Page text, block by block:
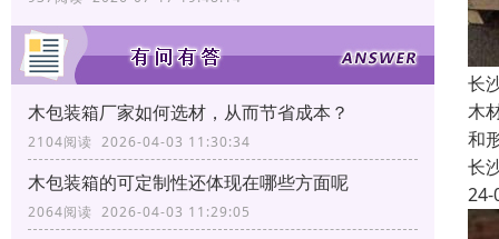
木包装箱厂家如何选材，从而节省成本？
2104阅读 2026-04-03 11:30:34
木包装箱的可定制性还体现在哪些方面呢
2064阅读 2026-04-03 11:29:05
长
木
和
长
24-